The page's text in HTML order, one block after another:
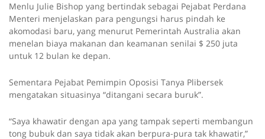
Menlu Julie Bishop yang bertindak sebagai Pejabat Perdana
Menteri menjelaskan para pengungsi harus pindah ke
akomodasi baru, yang menurut Pemerintah Australia akan
menelan biaya makanan dan keamanan senilai $ 250 juta
untuk 12 bulan ke depan.
Sementara Pejabat Pemimpin Oposisi Tanya Plibersek
mengatakan situasinya “ditangani secara buruk”.
“Saya khawatir dengan apa yang tampak seperti membangun
tong bubuk dan saya tidak akan berpura-pura tak khawatir,”